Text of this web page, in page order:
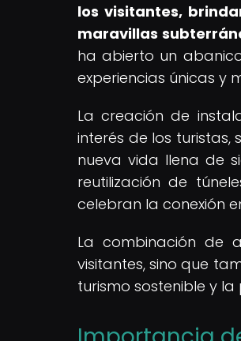
los visitantes,
maravillas
ha abierto un
experiencias únicas y
La creación de
interés de los
nueva vida llena de
reutilización de
celebran la conexión
La combinación de
visitantes, sino que
turismo sostenible y